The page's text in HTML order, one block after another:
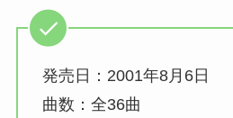
発売日：2001年8月6日
曲数：全36曲